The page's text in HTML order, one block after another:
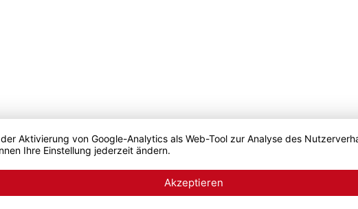
Aktivierung von Google-Analytics als Web-Tool zur Analyse des
Ihre Einstellung jederzeit ändern.
Akzeptieren